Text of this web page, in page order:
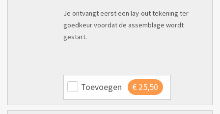
Je ontvangt eerst een lay-out tekening ter
goedkeur voordat de assemblage wordt
gestart.
Toevoegen €25,50